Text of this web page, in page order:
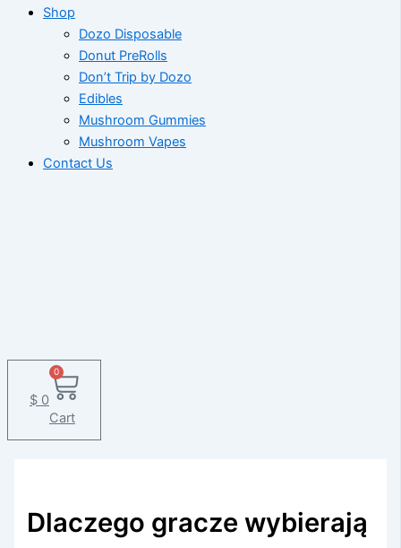
Shop
Dozo Disposable
Donut PreRolls
Don’t Trip by Dozo
Edibles
Mushroom Gummies
Mushroom Vapes
Contact Us
$ 0
0
Cart
Dlaczego gracze wybierają